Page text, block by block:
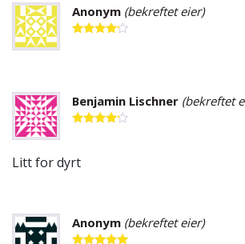
Anonym (bekreftet eier)
Benjamin Lischner (bekreftet
Litt for dyrt
Anonym (bekreftet eier)